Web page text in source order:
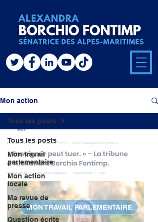
Mon action
Tous les posts
Mon travail
parlementaire
Mon action
locale
Ma revue de
presse
Question écrite
Tous les posts
MON TRAVAIL PARLEMENTAIRE
28 déc. 2023 3 min de lecture